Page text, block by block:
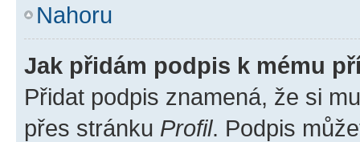
Nahoru
Jak přidám podpis k mému
Přidat podpis znamená, že si
přes stránku Profil. Podpis